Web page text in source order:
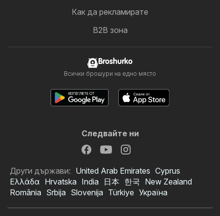
Как да рекламирате
B2B зона
Broshurko
Всички брошури на едно място
Следвайте ни
Други държави: United Arab Emirates Cyprus
Ελλάδα Hrvatska India 日本 한국 New Zealand
România Srbija Slovenija Türkiye Україна